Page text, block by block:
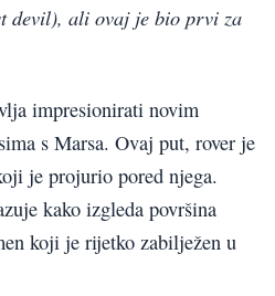
devil), ali ovaj je bio prvi za
impresionirati novim
s Marsa. Ovaj put, rover je
je projurio pored njega.
kako izgleda površina
koji je rijetko zabilježen u